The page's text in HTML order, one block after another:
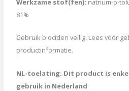
Werkzame stof(fen): natrium-p-
81%
Gebruik biociden veilig. Lees vóór
productinformatie.
NL-toelating. Dit product is
gebruik in Nederland